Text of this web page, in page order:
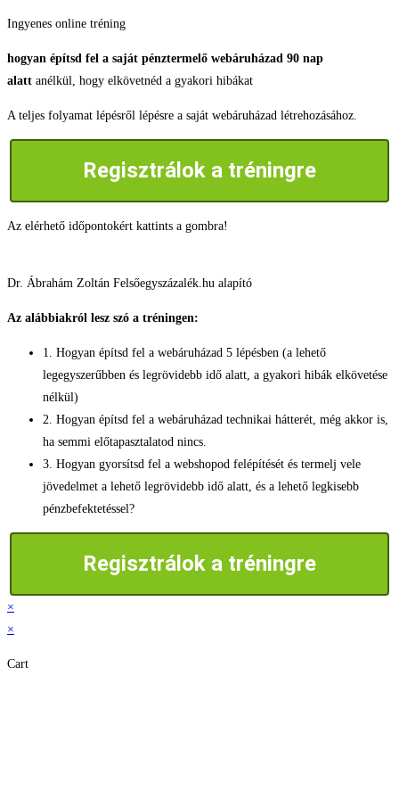
Skip
content
Ingyenes online tréning
hogyan építsd fel a saját pénztermelő webáruházad 90 nap
alatt anélkül, hogy elkövetnéd a gyakori hibákat
A teljes folyamat lépésről lépésre a saját webáruházad létrehozásához.
Regisztrálok a tréningre
Az elérhető időpontokért kattints a gombra!
Dr. Ábrahám Zoltán Felsőegyszázalék.hu alapító
Az alábbiakról lesz szó a tréningen:
1. Hogyan építsd fel a webáruházad 5 lépésben (a lehető
legegyszerűbben és legrövidebb idő alatt, a gyakori hibák elkövetése
nélkül)
2. Hogyan építsd fel a webáruházad technikai hátterét, még akkor is,
ha semmi előtapasztalatod nincs.
3. Hogyan gyorsítsd fel a webshopod felépítését és termelj vele
jövedelmet a lehető legrövidebb idő alatt, és a lehető legkisebb
pénzbefektetéssel?
Regisztrálok a tréningre
×
×
Cart